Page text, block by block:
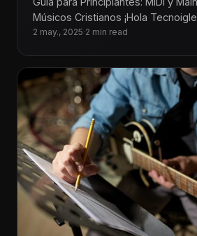
Músicos Cristianos ¡Hola Tecnoiglesiólogos! En
muchas iglesias hoy en día, la
2 may., 2025·2 min read